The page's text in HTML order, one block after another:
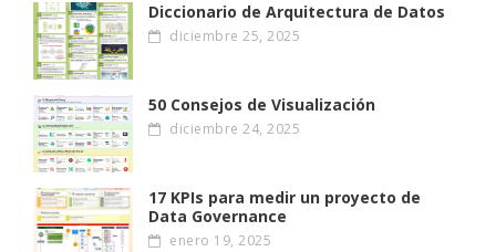
Diccionario de Arquitectura de Datos
diciembre 25, 2025
50 Consejos de Visualización
diciembre 24, 2025
17 KPIs para medir un proyecto de
Data Governance
enero 19, 2025